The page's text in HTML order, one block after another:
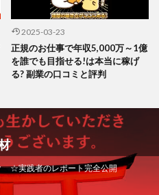
2025-03-23
正規のお仕事で年収5,000万～1億
を誰でも目指せる!は本当に稼げ
る? 副業の口コミと評判
実践者のレポート完全公開